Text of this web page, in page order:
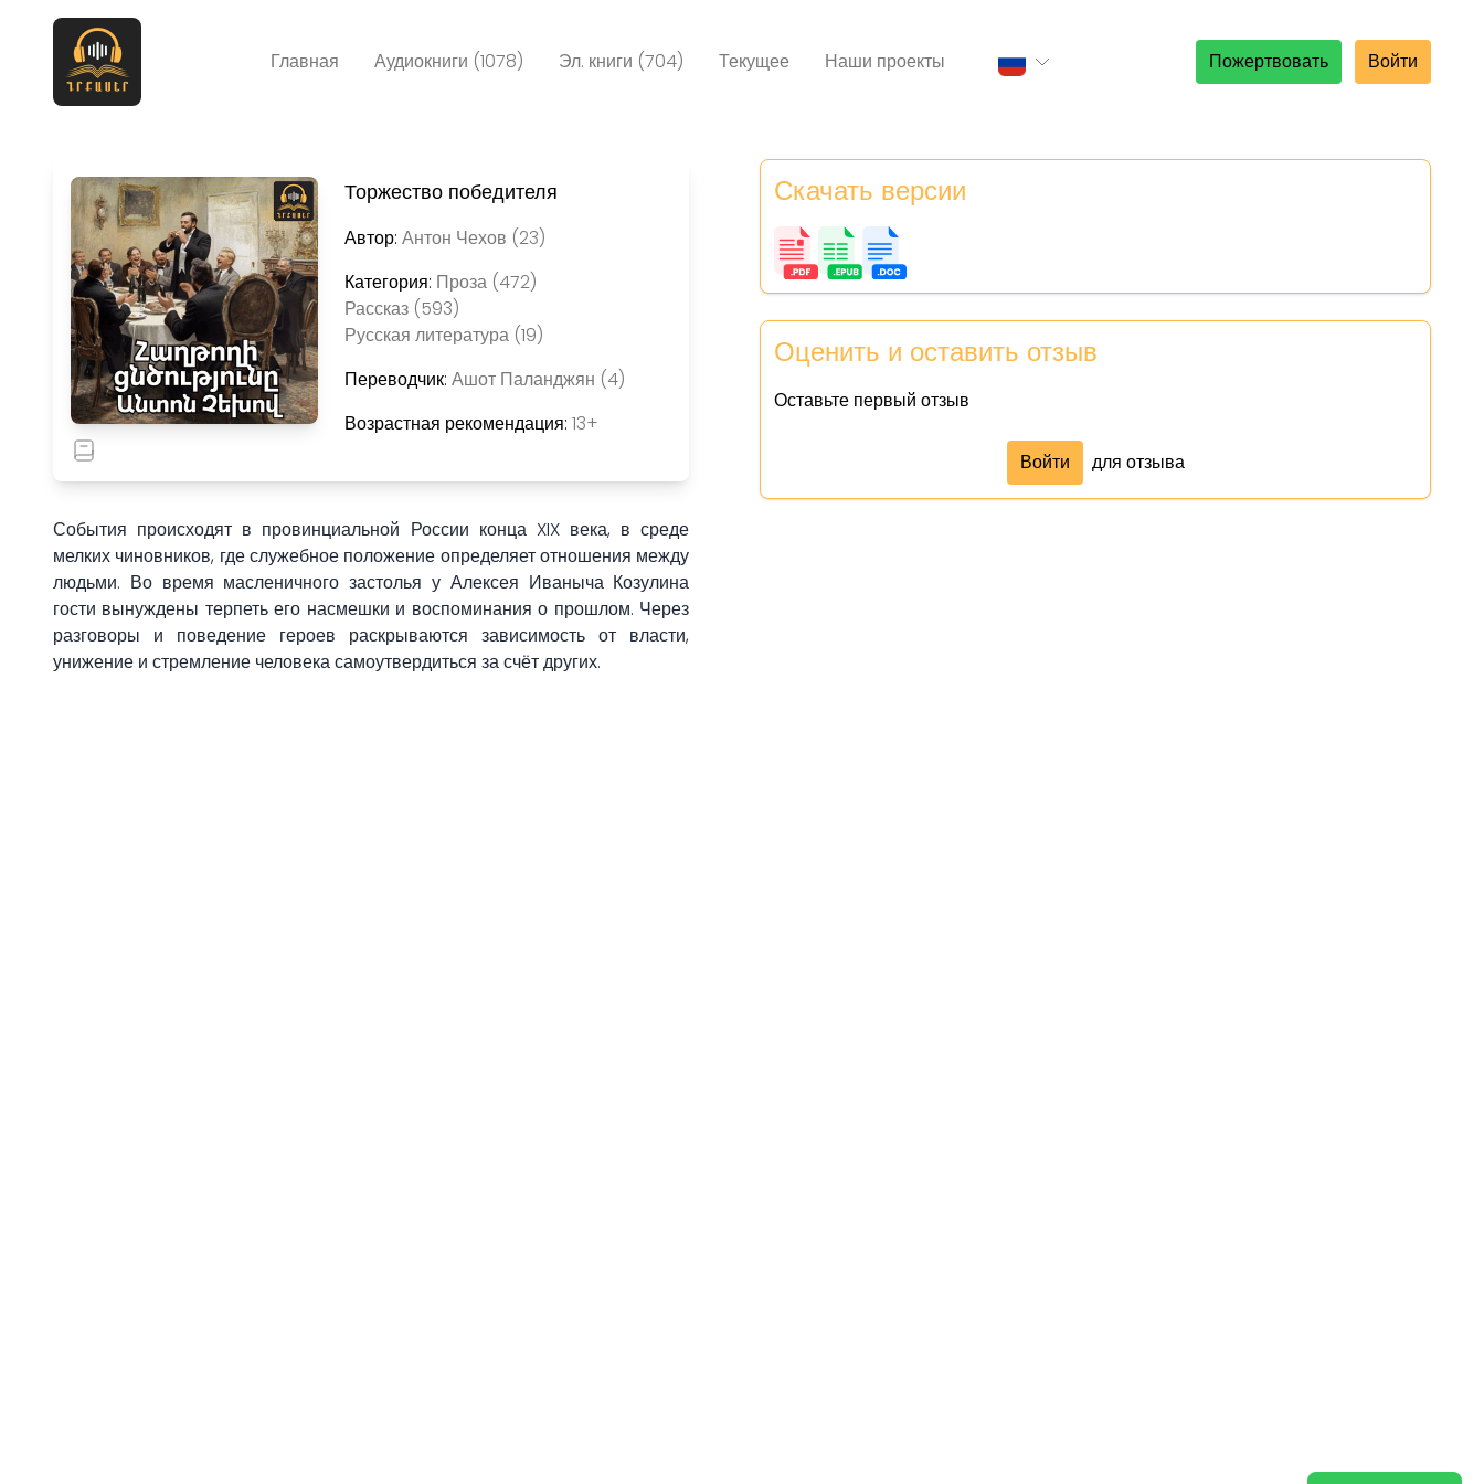
Пожертвовать Войти
Главная Аудиокниги (1078) Эл. книги (704) Текущее Наши проекты
Торжество победителя
Автор: Антон Чехов (23)
Категория: Проза (472)
Рассказ (593)
Русская литература (19)
Переводчик: Ашот Паланджян (4)
Возрастная рекомендация: 13+
События происходят в провинциальной России конца XIX века, в среде
мелких чиновников, где служебное положение определяет отношения между
людьми. Во время масленичного застолья у Алексея Иваныча Козулина
гости вынуждены терпеть его насмешки и воспоминания о прошлом. Через
разговоры и поведение героев раскрываются зависимость от власти,
унижение и стремление человека самоутвердиться за счёт других.
Скачать версии
Оценить и оставить отзыв
Оставьте первый отзыв
Войти для отзыва